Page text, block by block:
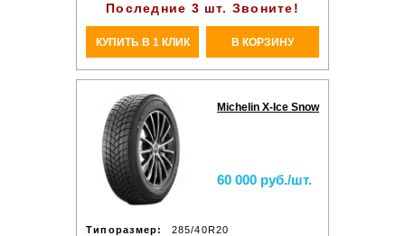
Последние 3 шт. Звоните!
КУПИТЬ В 1 КЛИК В КОРЗИНУ
Michelin X-Ice Snow
60 000 руб./шт.
Типоразмер:
285/40R20